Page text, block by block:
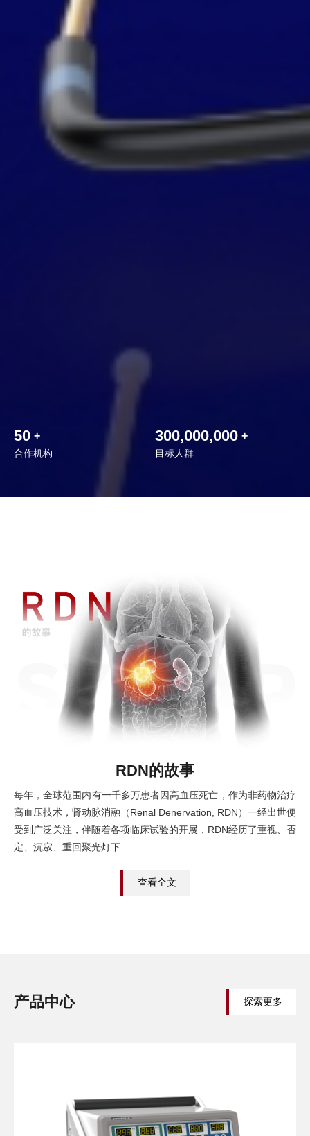
50 +
合作机构
300,000,000 +
目标人群
RDN的故事
每年，全球范围内有一千多万患者因高血压死亡，作为非药物治疗
高血压技术，肾动脉消融（Renal Denervation, RDN）一经出世便
受到广泛关注，伴随着各项临床试验的开展，RDN经历了重视、否
定、沉寂、重回聚光灯下……
查看全文
产品中心 探索更多